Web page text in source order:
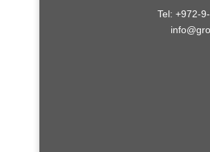
Tel: +972-